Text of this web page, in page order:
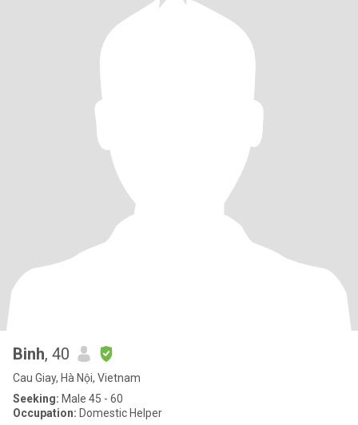
Binh, 40
Cau Giay, Hà Nội, Vietnam
Seeking: Male 45 - 60
Occupation: Domestic Helper